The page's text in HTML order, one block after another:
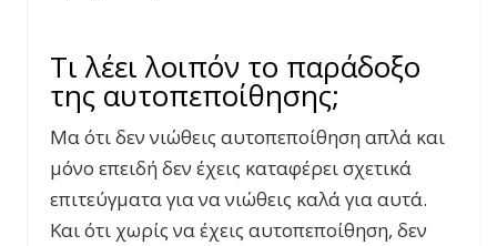
Τι λέει λοιπόν το παράδοξο
της αυτοπεποίθησης;
Μα ότι δεν νιώθεις αυτοπεποίθηση απλά και
μόνο επειδή δεν έχεις καταφέρει σχετικά
επιτεύγματα για να νιώθεις καλά για αυτά.
Και ότι χωρίς να έχεις αυτοπεποίθηση, δεν